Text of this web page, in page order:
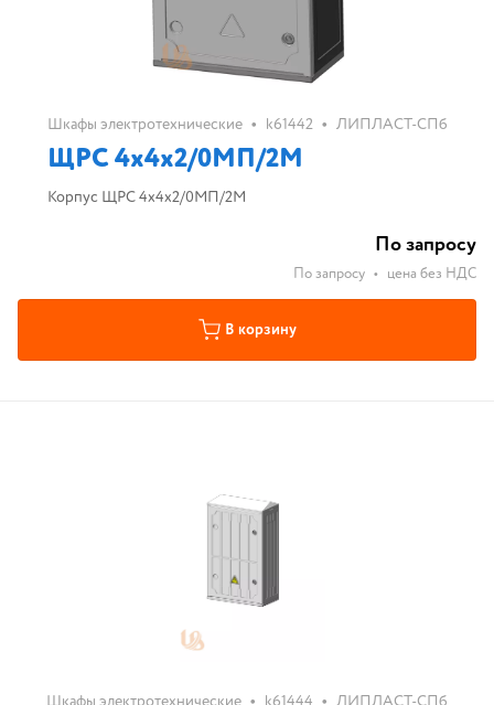
Шкафы электротехнические • k61442 • ЛИПЛАСТ-СПб
ЩРС 4х4х2/0МП/2М
Корпус ЩРС 4х4х2/0МП/2М
По запросу
По запросу • цена без НДС
В корзину